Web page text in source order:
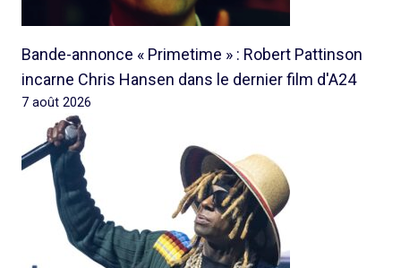
Bande-annonce « Primetime » : Robert Pattinson
incarne Chris Hansen dans le dernier film d'A24
7 août 2026